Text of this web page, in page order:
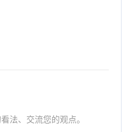
法、交流您的观点。